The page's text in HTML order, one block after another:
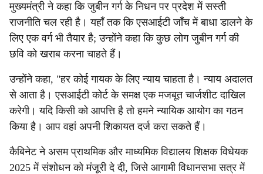
मुख्यमंत्री ने कहा कि जुबीन गर्ग के निधन पर प्रदेश में सस्ती
राजनीति चल रही है। यहाँ तक कि एसआईटी जाँच में बाधा डालने के
लिए एक वर्ग भी तैयार है; उन्होंने कहा कि कुछ लोग जुबीन गर्ग की
छवि को खराब करना चाहते हैं।
उन्होंने कहा, "हर कोई गायक के लिए न्याय चाहता है। न्याय अदालत
से आता है। एसआईटी कोर्ट के समक्ष एक मजबूत चार्जशीट दाखिल
करेगी। यदि किसी को आपत्ति है तो हमने न्यायिक आयोग का गठन
किया है। आप वहां अपनी शिकायत दर्ज करा सकते हैं।
कैबिनेट ने असम प्राथमिक और माध्यमिक विद्यालय शिक्षक विधेयक
2025 में संशोधन को मंजूरी दे दी, जिसे आगामी विधानसभा सत्र में